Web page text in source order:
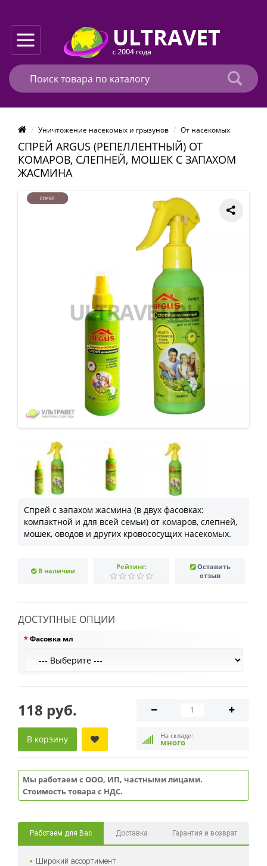
Уничтожение насекомых и грызунов От насекомых
СПРЕЙ ARGUS (РЕПЕЛЛЕНТНЫЙ) ОТ
КОМАРОВ, СЛЕПНЕЙ, МОШЕК С ЗАПАХОМ
ЖАСМИНА
Спрей c запахом жасмина (в двух фасовках:
компактной и для всей семьи) от комаров, слепней,
мошек, оводов и других кровососущих насекомых.
В наличии Рейтинг:
Оставить
отзыв
ДОСТУПНЫЕ ОПЦИИ
Фасовка мл
118 руб.
На складе:
много
В корзину
Мы работаем с ООО, ИП, частными лицами.
Стоимость товара с НДС.
Работаем для Вас Доставка Гарантия и возврат
Широкий ассортимент